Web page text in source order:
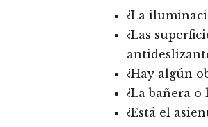
¿La
¿Las
¿Hay algún
¿La bañera
¿Está el